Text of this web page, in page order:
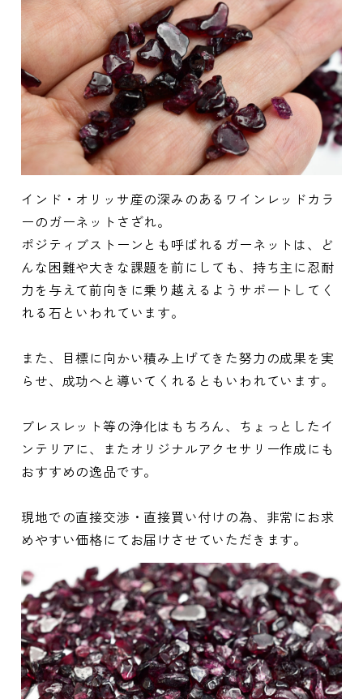
インド・オリッサ産の深みのあるワインレッドカラ
ーのガーネットさざれ。
ポジティブストーンとも呼ばれるガーネットは、ど
んな困難や大きな課題を前にしても、持ち主に忍耐
力を与えて前向きに乗り越えるようサポートしてく
れる石といわれています。
また、目標に向かい積み上げてきた努力の成果を実
らせ、成功へと導いてくれるともいわれています。
ブレスレット等の浄化はもちろん、ちょっとしたイ
ンテリアに、またオリジナルアクセサリー作成にも
おすすめの逸品です。
現地での直接交渉・直接買い付けの為、非常にお求
めやすい価格にてお届けさせていただきます。